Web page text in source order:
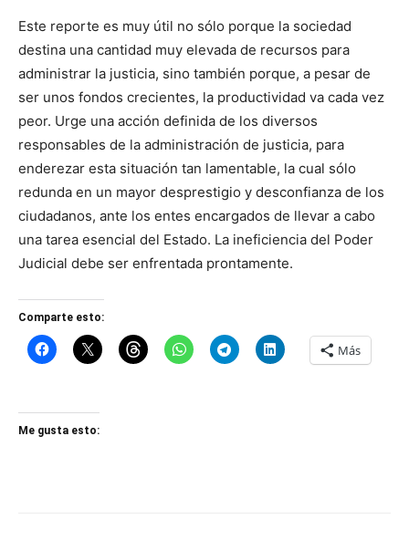
Este reporte es muy útil no sólo porque la sociedad
destina una cantidad muy elevada de recursos para
administrar la justicia, sino también porque, a pesar de
ser unos fondos crecientes, la productividad va cada vez
peor. Urge una acción definida de los diversos
responsables de la administración de justicia, para
enderezar esta situación tan lamentable, la cual sólo
redunda en un mayor desprestigio y desconfianza de los
ciudadanos, ante los entes encargados de llevar a cabo
una tarea esencial del Estado. La ineficiencia del Poder
Judicial debe ser enfrentada prontamente.
Comparte esto:
Más
Me gusta esto: